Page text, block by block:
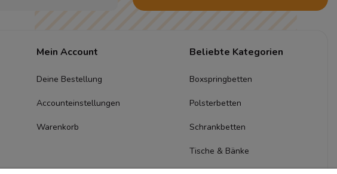
Mein Account
Deine Bestellung
Accounteinstellungen
Warenkorb
Beliebte Kategorien
Boxspringbetten
Polsterbetten
Schrankbetten
Tische & Bänke